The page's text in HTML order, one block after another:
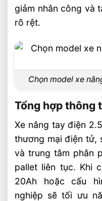
giảm nhân công và
rõ rệt.
Chọn model xe
Tổng hợp thông
Xe nâng tay điện
thương mại điện tử,
và trung tâm phân
pallet liên tục. Khi
20Ah hoặc cấu
nghiệp sẽ tối ưu